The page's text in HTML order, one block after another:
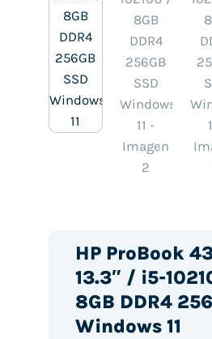
HP ProBook
13.3″ / i5-
8GB DDR4
Windows 11